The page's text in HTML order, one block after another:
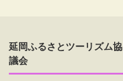
延岡ふるさとツーリズム協
議会